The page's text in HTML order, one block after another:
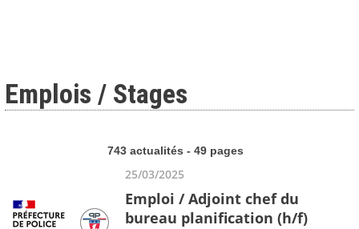
Emplois / Stages
743 actualités - 49 pages
25/03/2025
Emploi / Adjoint chef du
bureau planification (h/f)